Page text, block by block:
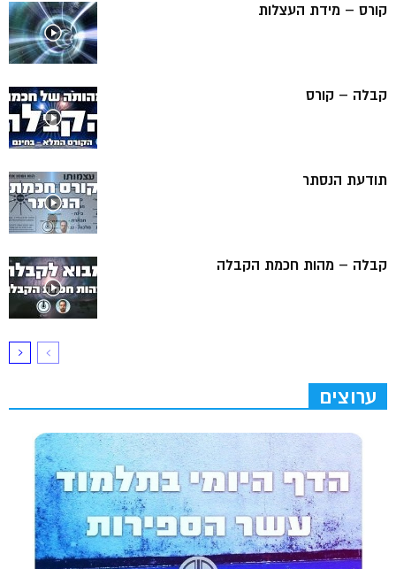
קורס – מידת העצלות
קבלה – קורס
תודעת הנסתר
קבלה – מהות חכמת הקבלה
ערוצים